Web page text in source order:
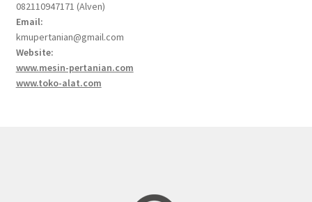
082110947171 (Alven)
Email:
kmupertanian@gmail.com
Website:
www.mesin-pertanian.com
www.toko-alat.com